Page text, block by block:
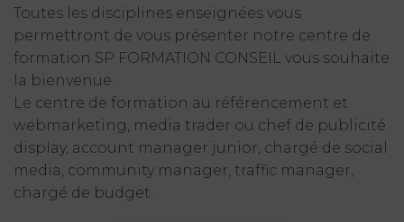
Toutes les disciplines enseignées vous
permettront de vous présenter notre centre de
formation SP FORMATION CONSEIL vous souhaite
la bienvenue.
Le centre de formation au référencement et
webmarketing, media trader ou chef de publicité
display, account manager junior, chargé de social
media, community manager, traffic manager,
chargé de budget.